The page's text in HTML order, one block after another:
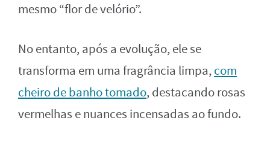
mesmo “flor de velório”.
No entanto, após a evolução, ele se
transforma em uma fragrância limpa, com
cheiro de banho tomado, destacando rosas
vermelhas e nuances incensadas ao fundo.